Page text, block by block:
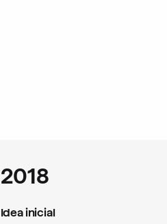
2018
Idea inicial